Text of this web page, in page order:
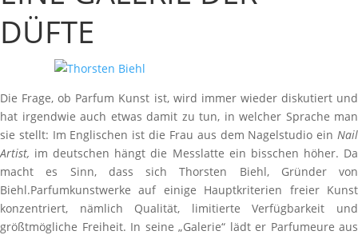
DÜFTE
Die Frage, ob Parfum Kunst ist, wird immer wieder diskutiert und
hat irgendwie auch etwas damit zu tun, in welcher Sprache man
sie stellt: Im Englischen ist die Frau aus dem Nagelstudio ein Nail
Artist, im deutschen hängt die Messlatte ein bisschen höher. Da
macht es Sinn, dass sich Thorsten Biehl, Gründer von
Biehl.Parfumkunstwerke auf einige Hauptkriterien freier Kunst
konzentriert, nämlich Qualität, limitierte Verfügbarkeit und
größtmögliche Freiheit. In seine „Galerie“ lädt er Parfumeure aus